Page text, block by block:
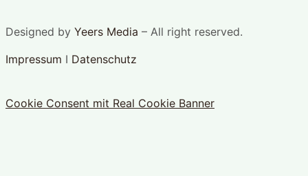
Designed by Yeers Media – All right reserved.
Impressum I Datenschutz
Cookie Consent mit Real Cookie Banner